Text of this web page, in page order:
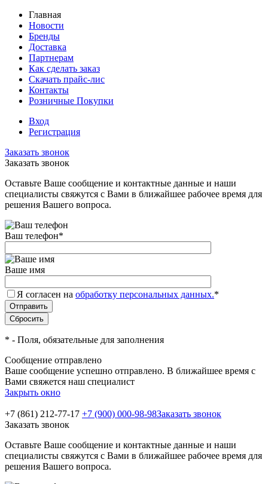
Главная
Новости
Бренды
Доставка
Партнерам
Как сделать заказ
Скачать прайс-лис
Контакты
Розничные Покупки
Вход
Регистрация
Заказать звонок
Заказать звонок
Оставьте Ваше сообщение и контактные данные и наши
специалисты свяжутся с Вами в ближайшее рабочее время для
решения Вашего вопроса.
Ваш телефон*
Ваше имя
Я согласен на обработку персональных данных.*
* - Поля, обязательные для заполнения
Сообщение отправлено
Ваше сообщение успешно отправлено. В ближайшее время с
Вами свяжется наш специалист
Закрыть окно
+7 (861) 212-77-17 +7 (900) 000-98-98Заказать звонок
Заказать звонок
Оставьте Ваше сообщение и контактные данные и наши
специалисты свяжутся с Вами в ближайшее рабочее время для
решения Вашего вопроса.